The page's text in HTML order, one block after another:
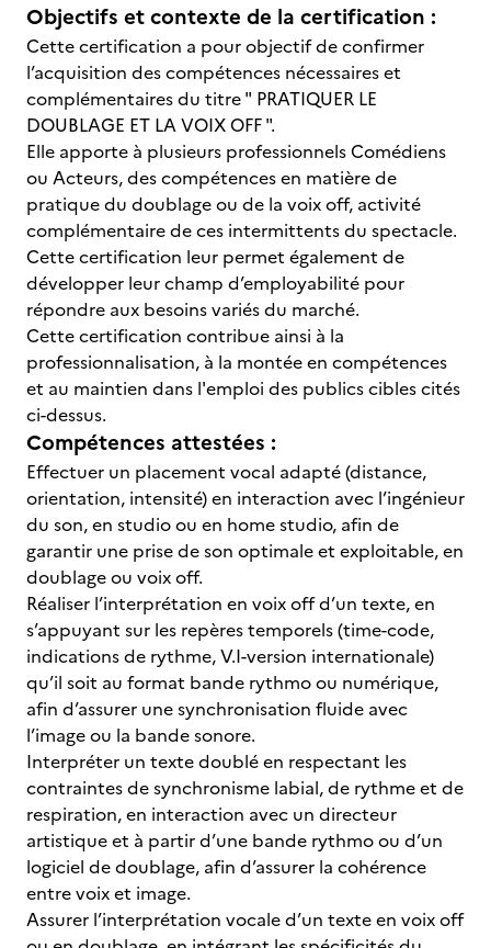
Objectifs et contexte de la certification :
Cette certification a pour objectif de confirmer
l’acquisition des compétences nécessaires et
complémentaires du titre " PRATIQUER LE
DOUBLAGE ET LA VOIX OFF ".
Elle apporte à plusieurs professionnels Comédiens
ou Acteurs, des compétences en matière de
pratique du doublage ou de la voix off, activité
complémentaire de ces intermittents du spectacle.
Cette certification leur permet également de
développer leur champ d’employabilité pour
répondre aux besoins variés du marché.
Cette certification contribue ainsi à la
professionnalisation, à la montée en compétences
et au maintien dans l'emploi des publics cibles cités
ci-dessus.
Compétences attestées :
Effectuer un placement vocal adapté (distance,
orientation, intensité) en interaction avec l’ingénieur
du son, en studio ou en home studio, afin de
garantir une prise de son optimale et exploitable, en
doublage ou voix off.
Réaliser l’interprétation en voix off d’un texte, en
s’appuyant sur les repères temporels (time-code,
indications de rythme, V.I-version internationale)
qu’il soit au format bande rythmo ou numérique,
afin d’assurer une synchronisation fluide avec
l’image ou la bande sonore.
Interpréter un texte doublé en respectant les
contraintes de synchronisme labial, de rythme et de
respiration, en interaction avec un directeur
artistique et à partir d’une bande rythmo ou d’un
logiciel de doublage, afin d’assurer la cohérence
entre voix et image.
Assurer l’interprétation vocale d’un texte en voix off